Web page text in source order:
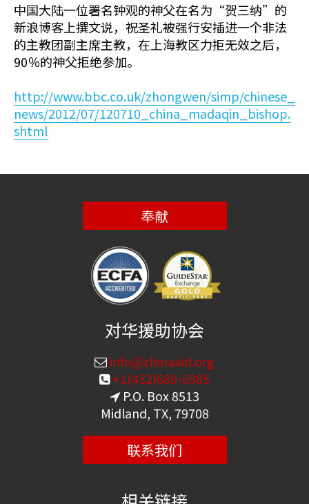
中国大陆一位署名钟观的神父在名为“贺三纳”的
新浪博客上撰文说，祝圣礼被强行安插进一个非法
的主教团副主席主教，在上海教区力拒无效之后，
90％的神父拒绝参加。
http://www.bbc.co.uk/zhongwen/simp/chinese_
news/2012/07/120710_china_madaqin_bishop.
shtml
奉献
对华援助协会
info@chinaaid.org
+1(432)689-6985
P.O. Box 8513
Midland, TX, 79708
联系我们